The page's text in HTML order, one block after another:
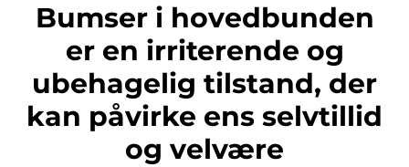
Bumser i hovedbunden
er en irriterende og
ubehagelig tilstand, der
kan påvirke ens selvtillid
og velvære